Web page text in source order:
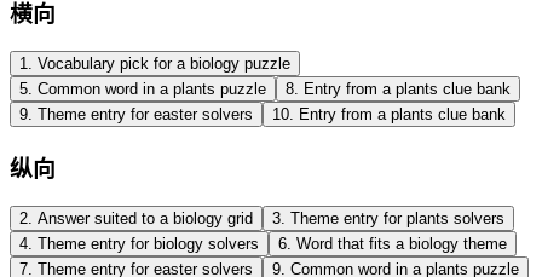
横向
1. Vocabulary pick for a biology puzzle
5. Common word in a plants puzzle 8. Entry from a plants clue bank
9. Theme entry for easter solvers 10. Entry from a plants clue bank
纵向
2 Answer suited to a biology grid 3 Theme entry for plants solvers
4 Theme entry for biology solvers 6 Word that fits a biology theme
7 Theme entry for easter solvers 9 Common word in a plants puzzle